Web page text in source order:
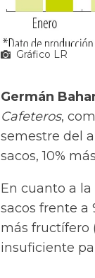
Gráfico LR
Germán
Cafeteros,
semestre del
sacos, 10%
En cuanto a
sacos frente a
más fructífero
insuficiente